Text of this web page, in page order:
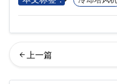
环水冷却塔风机…